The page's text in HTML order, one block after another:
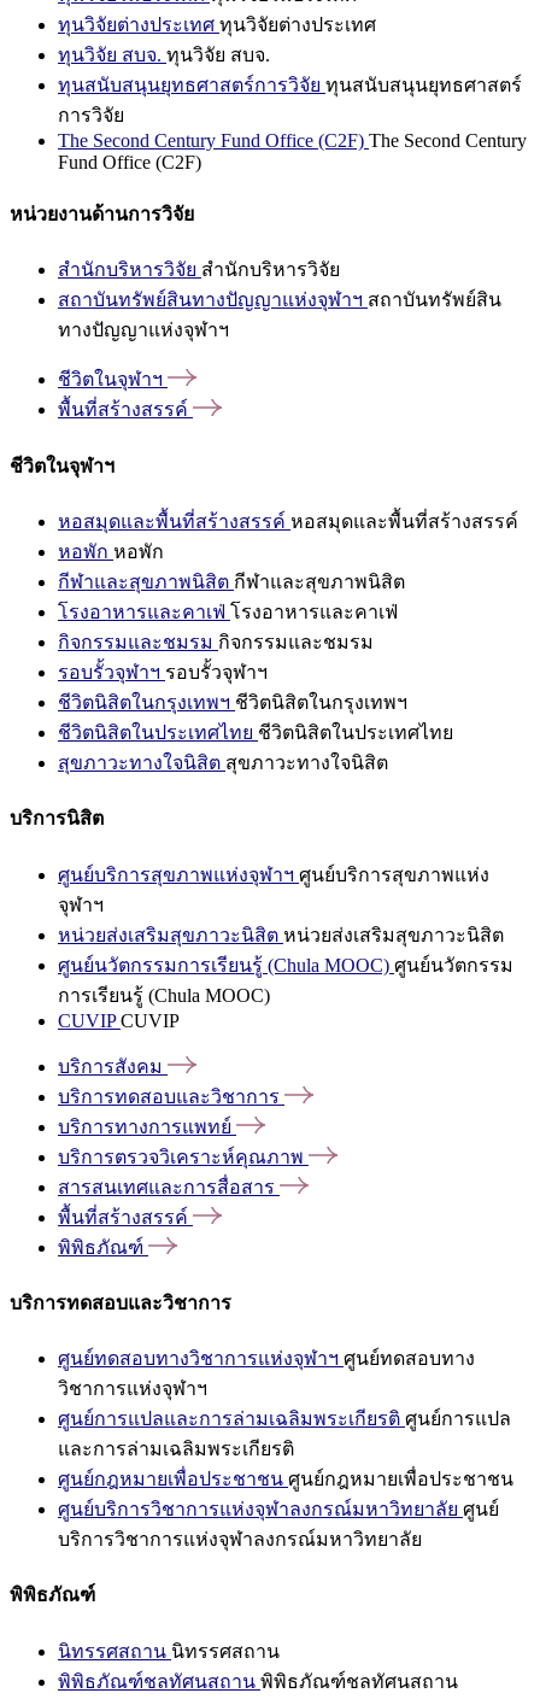
ทุนวิจัยต่างประเทศ ทุนวิจัยต่างประเทศ
ทุนวิจัย สบจ. ทุนวิจัย สบจ.
ทุนสนับสนุนยุทธศาสตร์การวิจัย ทุนสนับสนุนยุทธศาสตร์
การวิจัย
The Second Century Fund Office (C2F) The Second Century
Fund Office (C2F)
หน่วยงานด้านการวิจัย
สำนักบริหารวิจัย สำนักบริหารวิจัย
สถาบันทรัพย์สินทางปัญญาแห่งจุฬาฯ สถาบันทรัพย์สิน
ทางปัญญาแห่งจุฬาฯ
ชีวิตในจุฬาฯ
พื้นที่สร้างสรรค์
ชีวิตในจุฬาฯ
หอสมุดและพื้นที่สร้างสรรค์ หอสมุดและพื้นที่สร้างสรรค์
หอพัก หอพัก
กีฬาและสุขภาพนิสิต กีฬาและสุขภาพนิสิต
โรงอาหารและคาเฟ่ โรงอาหารและคาเฟ่
กิจกรรมและชมรม กิจกรรมและชมรม
รอบรั้วจุฬาฯ รอบรั้วจุฬาฯ
ชีวิตนิสิตในกรุงเทพฯ ชีวิตนิสิตในกรุงเทพฯ
ชีวิตนิสิตในประเทศไทย ชีวิตนิสิตในประเทศไทย
สุขภาวะทางใจนิสิต สุขภาวะทางใจนิสิต
บริการนิสิต
ศูนย์บริการสุขภาพแห่งจุฬาฯ ศูนย์บริการสุขภาพแห่ง
จุฬาฯ
หน่วยส่งเสริมสุขภาวะนิสิต หน่วยส่งเสริมสุขภาวะนิสิต
ศูนย์นวัตกรรมการเรียนรู้ (Chula MOOC) ศูนย์นวัตกรรม
การเรียนรู้ (Chula MOOC)
CUVIPCUVIP
บริการสังคม
บริการทดสอบและวิชาการ
บริการทางการแพทย์
บริการตรวจวิเคราะห์คุณภาพ
สารสนเทศและการสื่อสาร
พื้นที่สร้างสรรค์
พิพิธภัณฑ์
บริการทดสอบและวิชาการ
ศูนย์ทดสอบทางวิชาการแห่งจุฬาฯ ศูนย์ทดสอบทาง
วิชาการแห่งจุฬาฯ
ศูนย์การแปลและการล่ามเฉลิมพระเกียรติ ศูนย์การแปล
และการล่ามเฉลิมพระเกียรติ
ศูนย์กฎหมายเพื่อประชาชน ศูนย์กฎหมายเพื่อประชาชน
ศูนย์บริการวิชาการแห่งจุฬาลงกรณ์มหาวิทยาลัย ศูนย์
บริการวิชาการแห่งจุฬาลงกรณ์มหาวิทยาลัย
พิพิธภัณฑ์
นิทรรศสถาน นิทรรศสถาน
พิพิธภัณฑ์ชลทัศนสถาน พิพิธภัณฑ์ชลทัศนสถาน